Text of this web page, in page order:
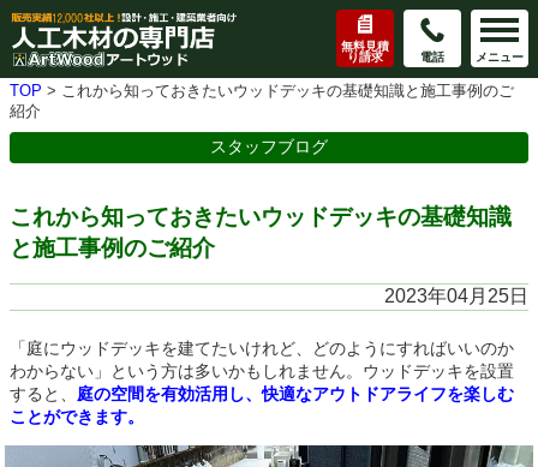
無料見積
り請求
電話 メニュー
TOP > これから知っておきたいウッドデッキの基礎知識と施工事例のご
紹介
スタッフブログ
これから知っておきたいウッドデッキの基礎知識
と施工事例のご紹介
2023年04月25日
「庭にウッドデッキを建てたいけれど、どのようにすればいいのか
わからない」という方は多いかもしれません。ウッドデッキを設置
すると、 庭の空間を有効活用し、快適なアウトドアライフを楽しむ
ことができます。